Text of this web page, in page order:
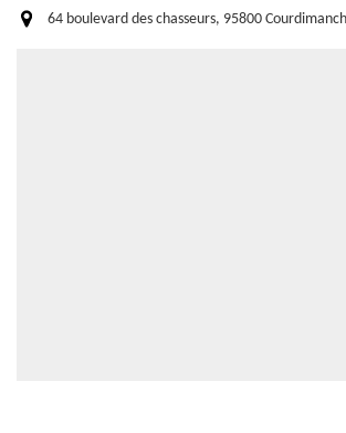
64 boulevard des chasseurs, 95800